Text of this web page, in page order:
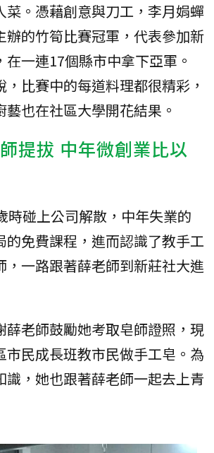
菜。憑藉創意與刀工，李月娟蟬
辦的竹筍比賽冠軍，代表參加新
一連17個縣市中拿下亞軍。
比賽中的每道料理都很精彩，
也在社區大學開花結果。
提拔 中年微創業比以
時碰上公司解散，中年失業的
的免費課程，進而認識了教手工
，一路跟著薛老師到新莊社大進
薛老師鼓勵她考取皂師證照，現
市民成長班教市民做手工皂。為
識，她也跟著薛老師一起去上青